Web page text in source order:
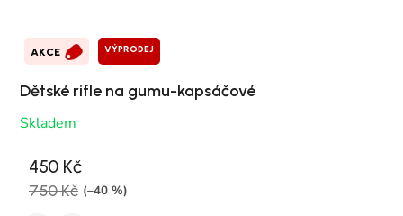
AKCE VÝPRODEJ
Dětské rifle na gumu-kapsáčové
Skladem
450 Kč
750 Kč (–40 %)